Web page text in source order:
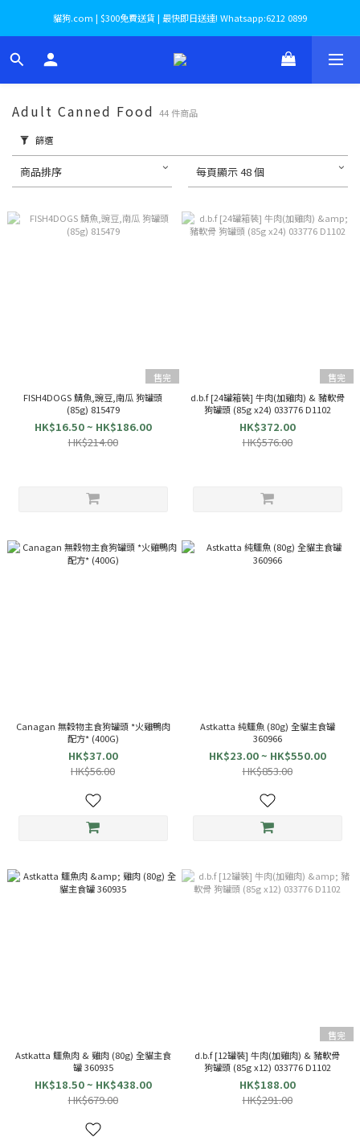
貓狗.com | $300免費送貨 | 最快即日送達! Whatsapp:6212 0899
Adult Canned Food 44 件商品
篩選
商品排序 每頁顯示 48 個
售完
FISH4DOGS 鯖魚,豌豆,南瓜 狗罐頭
(85g) 815479
HK$16.50 ~ HK$186.00
HK$214.00
售完
d.b.f [24罐箱裝] 牛肉(加雞肉) & 豬軟骨
狗罐頭 (85g x24) 033776 D1102
HK$372.00
HK$576.00
Canagan 無穀物主食狗罐頭 *火雞鴨肉
配方* (400G)
HK$37.00
HK$56.00
Astkatta 純鱷魚 (80g) 全貓主食罐
360966
HK$23.00 ~ HK$550.00
HK$853.00
Astkatta 鱷魚肉 & 雞肉 (80g) 全貓主食
罐 360935
HK$18.50 ~ HK$438.00
HK$679.00
售完
d.b.f [12罐裝] 牛肉(加雞肉) & 豬軟骨
狗罐頭 (85g x12) 033776 D1102
HK$188.00
HK$291.00